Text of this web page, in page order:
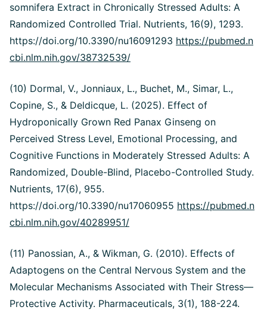
somnifera Extract in Chronically Stressed Adults: A
Randomized Controlled Trial. Nutrients, 16(9), 1293.
https://doi.org/10.3390/nu16091293 https://pubmed.n
cbi.nlm.nih.gov/38732539/
(10) Dormal, V., Jonniaux, L., Buchet, M., Simar, L.,
Copine, S., & Deldicque, L. (2025). Effect of
Hydroponically Grown Red Panax Ginseng on
Perceived Stress Level, Emotional Processing, and
Cognitive Functions in Moderately Stressed Adults: A
Randomized, Double-Blind, Placebo-Controlled Study.
Nutrients, 17(6), 955.
https://doi.org/10.3390/nu17060955 https://pubmed.n
cbi.nlm.nih.gov/40289951/
(11) Panossian, A., & Wikman, G. (2010). Effects of
Adaptogens on the Central Nervous System and the
Molecular Mechanisms Associated with Their Stress—
Protective Activity. Pharmaceuticals, 3(1), 188-224.